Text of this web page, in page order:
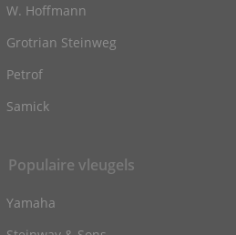
W. Hoffmann
Grotrian Steinweg
Petrof
Samick
Populaire vleugels
Yamaha